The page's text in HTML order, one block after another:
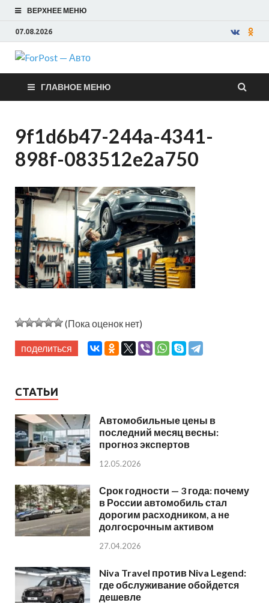
ВЕРХНЕЕ МЕНЮ
07.08.2026
ForPost —
Авто
ГЛАВНОЕ МЕНЮ
9f1d6b47-244a-4341-
898f-083512e2a750
(Пока оценок нет)
поделиться
СТАТЬИ
Автомобильные цены в
последний месяц весны:
прогноз экспертов
12.05.2026
Срок годности — 3 года: почему
в России автомобиль стал
дорогим расходником, а не
долгосрочным активом
27.04.2026
Niva Travel против Niva Legend:
где обслуживание обойдется
дешевле